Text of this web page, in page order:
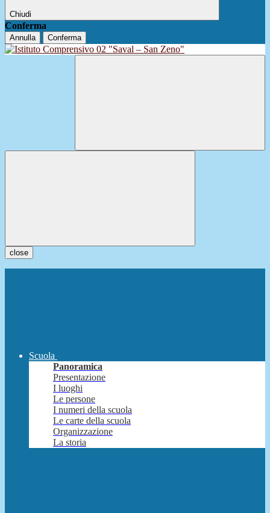
Chiudi
Conferma
Annulla Conferma
close
Scuola
Panoramica
Presentazione
I luoghi
Le persone
I numeri della scuola
Le carte della scuola
Organizzazione
La storia